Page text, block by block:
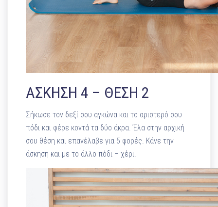
ΑΣΚΗΣΗ 4 – ΘΕΣΗ 2
Σήκωσε τον δεξί σου αγκώνα και το αριστερό σου
πόδι και φέρε κοντά τα δύο άκρα. Έλα στην αρχική
σου θέση και επανέλαβε για 5 φορές. Κάνε την
άσκηση και με το άλλο πόδι – χέρι.